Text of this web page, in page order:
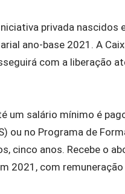
privada nascidos
ano-base 2021. A
com a liberação
um salário mínimo é
ou no Programa de
cinco anos. Recebe o
2021, com